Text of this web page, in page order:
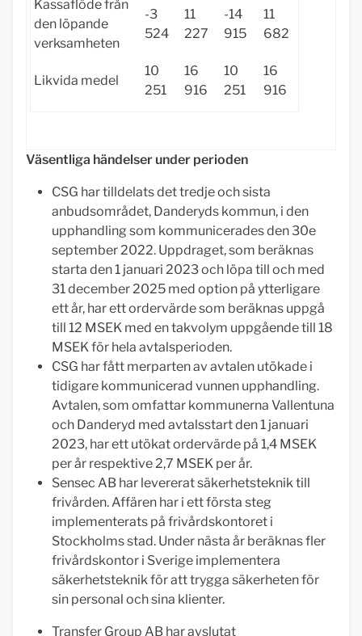
Kassaflöde från
den löpande
verksamheten
-3
524
11
227
-14
915
11
682
Likvida medel
10
251
16
916
10
251
16
916
Väsentliga händelser under perioden
CSG har tilldelats det tredje och sista
anbudsområdet, Danderyds kommun, i den
upphandling som kommunicerades den 30e
september 2022. Uppdraget, som beräknas
starta den 1 januari 2023 och löpa till och med
31 december 2025 med option på ytterligare
ett år, har ett ordervärde som beräknas uppgå
till 12 MSEK med en takvolym uppgående till 18
MSEK för hela avtalsperioden.
CSG har fått merparten av avtalen utökade i
tidigare kommunicerad vunnen upphandling.
Avtalen, som omfattar kommunerna Vallentuna
och Danderyd med avtalsstart den 1 januari
2023, har ett utökat ordervärde på 1,4 MSEK
per år respektive 2,7 MSEK per år.
Sensec AB har levererat säkerhetsteknik till
frivården. Affären har i ett första steg
implementerats på frivårdskontoret i
Stockholms stad. Under nästa år beräknas fler
frivårdskontor i Sverige implementera
säkerhetsteknik för att trygga säkerheten för
sin personal och sina klienter.
Transfer Group AB har avslutat